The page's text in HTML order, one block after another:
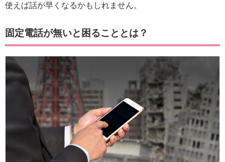
使えば話が早くなるかもしれません。
固定電話が無いと困ることとは？